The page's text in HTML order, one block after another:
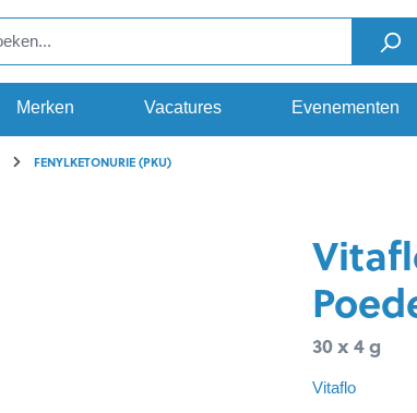
Merken Vacatures Evenementen
FENYLKETONURIE (PKU)
30 x 4 g
Vitaflo